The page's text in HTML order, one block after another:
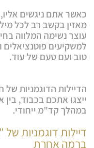
כאשר אתם ניגשים אליו,
מאזין בקשב רב לכל
עוצר נשימה המלווה
למשקיעים
טוב ועם טעם של עוד.
הדיילות הדוגמניות
ייצגו אתכם בכבוד,
במהלך קד"מ ייחודי.
דיילות דוגמניות
ברמה אחרת